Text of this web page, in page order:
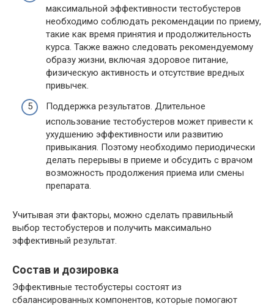
максимальной эффективности тестобустеров
необходимо соблюдать рекомендации по приему,
такие как время принятия и продолжительность
курса. Также важно следовать рекомендуемому
образу жизни, включая здоровое питание,
физическую активность и отсутствие вредных
привычек.
Поддержка результатов. Длительное
использование тестобустеров может привести к
ухудшению эффективности или развитию
привыкания. Поэтому необходимо периодически
делать перерывы в приеме и обсудить с врачом
возможность продолжения приема или смены
препарата.
Учитывая эти факторы, можно сделать правильный
выбор тестобустеров и получить максимально
эффективный результат.
Состав и дозировка
Эффективные тестобустеры состоят из
сбалансированных компонентов, которые помогают